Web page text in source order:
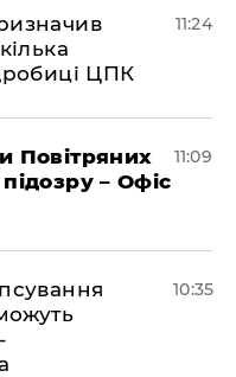
ЦПК
11:24
Повітряних
– Офіс
11:09
10:35